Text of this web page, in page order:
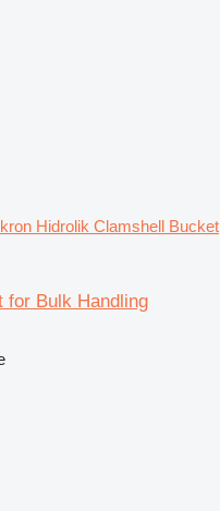
Hidrolik Clamshell Bucket
for Bulk Handling